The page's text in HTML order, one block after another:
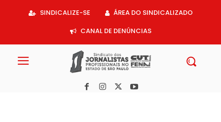
SINDICALIZE-SE
ÁREA DO SINDICALIZADO
CANAL DE DENÚNCIAS